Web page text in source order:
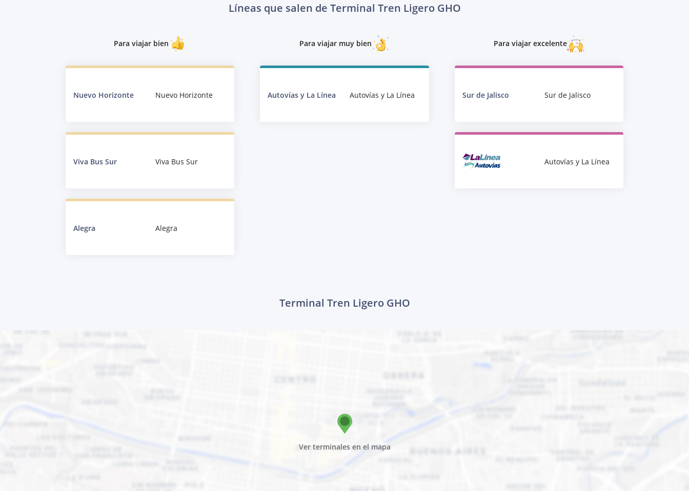
Líneas que salen de Terminal Tren Ligero GHO
Para viajar bien
Nuevo Horizonte Nuevo Horizonte
Viva Bus Sur Viva Bus Sur
Alegra Alegra
Para viajar muy bien
Autovías y La Línea Autovías y La Línea
Para viajar excelente
Sur de Jalisco Sur de Jalisco
Autovías y La Línea
Terminal Tren Ligero GHO
Ver terminales en el mapa